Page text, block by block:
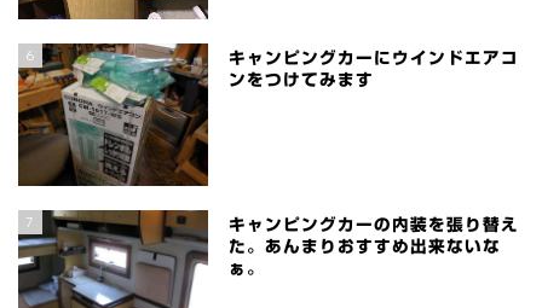
6
キャンピングカーにウインドエアコ
ンをつけてみます
7
キャンピングカーの内装を張り替え
た。あんまりおすすめ出来ないな
ぁ。